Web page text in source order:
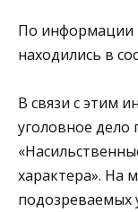
По информации
находились в
В связи с этим
уголовное дело
характера». На
подозреваемых